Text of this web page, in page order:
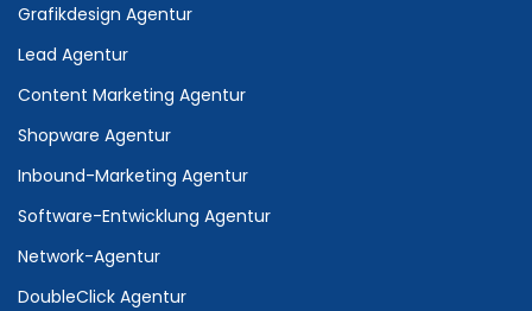
Grafikdesign Agentur
Lead Agentur
Content Marketing Agentur
Shopware Agentur
Inbound-Marketing Agentur
Software-Entwicklung Agentur
Network-Agentur
DoubleClick Agentur